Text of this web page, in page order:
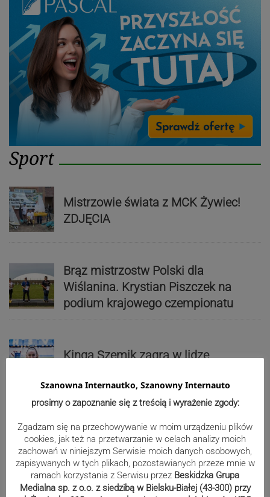
Sport
Mistrzowie świata z MCK Żywiec!
ZDJĘCIA
Brąz mistrzostw Polski dla
Wiślanina. Krystian Piszczek na
podium krajowego czempionatu
Kinga Szemik zagra w lidze
Kto z kim w II rundzie Pucharu Polski
Podokręgu Żywiec?
Szanowna Internautko, Szanowny Internauto
prosimy o zapoznanie się z treścią i wyrażenie zgody:
Zgadzam się na przechowywanie w moim urządzeniu plików
cookies, jak też na przetwarzanie w celach analizy moich
zachowań w niniejszym Serwisie moich danych osobowych,
zapisywanych w tych plikach, pozostawianych przeze mnie w
ramach korzystania z Serwisu przez Beskidzka Grupa
Medialna sp. z o.o. z siedzibą w Bielsku-Białej (43-300) przy